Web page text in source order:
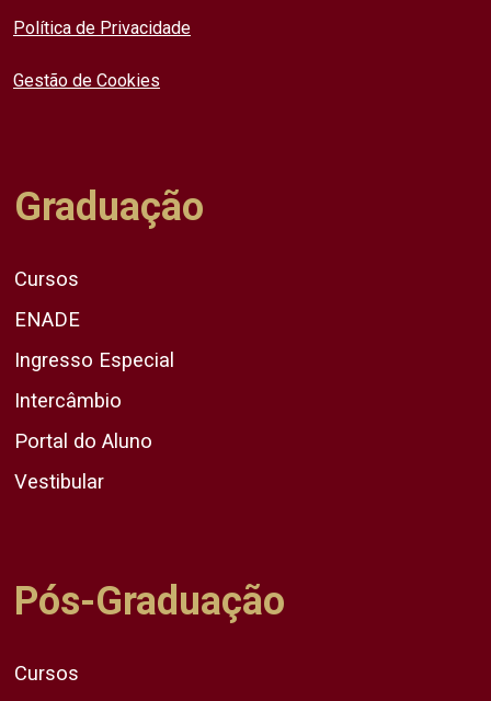
Política de Privacidade
Gestão de Cookies
Graduação
Cursos
ENADE
Ingresso Especial
Intercâmbio
Portal do Aluno
Vestibular
Pós-Graduação
Cursos